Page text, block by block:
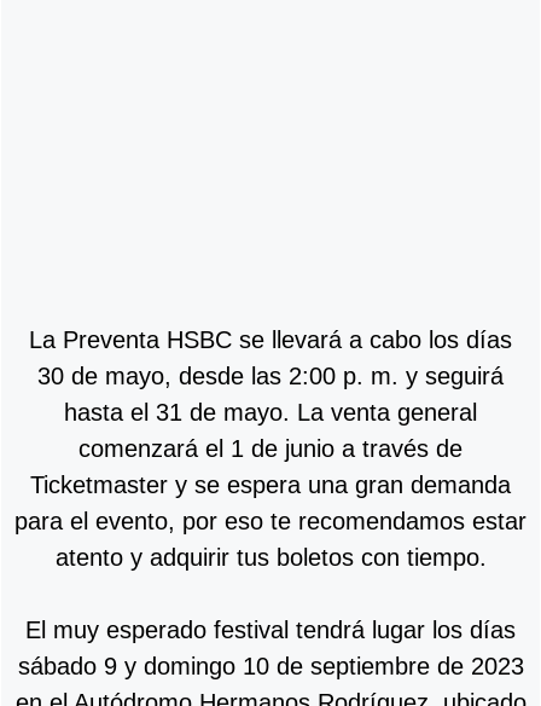
La Preventa HSBC se llevará a cabo los días
30 de mayo, desde las 2:00 p. m. y seguirá
hasta el 31 de mayo. La venta general
comenzará el 1 de junio a través de
Ticketmaster y se espera una gran demanda
para el evento, por eso te recomendamos estar
atento y adquirir tus boletos con tiempo.
El muy esperado festival tendrá lugar los días
sábado 9 y domingo 10 de septiembre de 2023